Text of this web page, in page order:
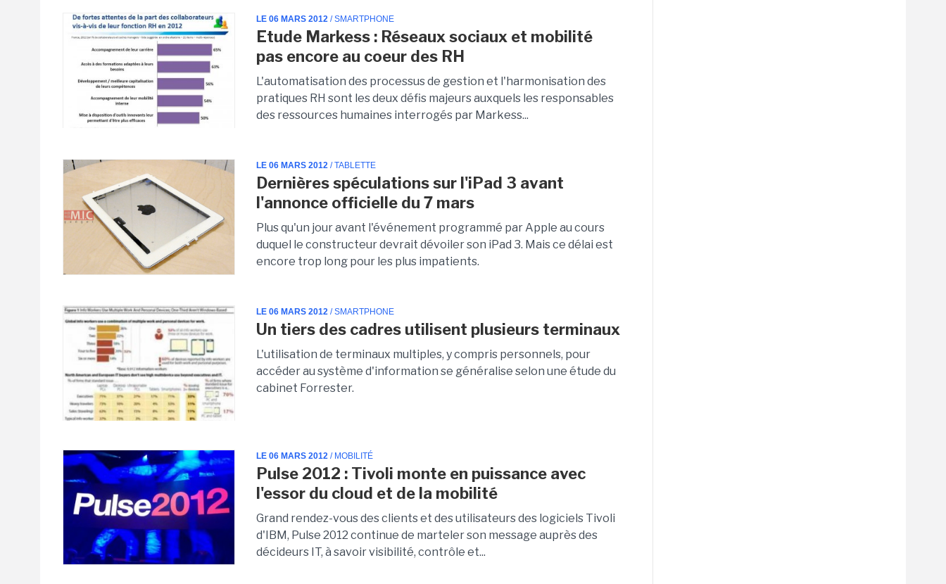
LE 06 MARS 2012 / SMARTPHONE
Etude Markess : Réseaux sociaux et mobilité
pas encore au coeur des RH
L'automatisation des processus de gestion et l'harmonisation des
pratiques RH sont les deux défis majeurs auxquels les responsables
des ressources humaines interrogés par Markess...
LE 06 MARS 2012 / TABLETTE
Dernières spéculations sur l'iPad 3 avant
l'annonce officielle du 7 mars
Plus qu'un jour avant l'événement programmé par Apple au cours
duquel le constructeur devrait dévoiler son iPad 3. Mais ce délai est
encore trop long pour les plus impatients.
LE 06 MARS 2012 / SMARTPHONE
Un tiers des cadres utilisent plusieurs terminaux
L'utilisation de terminaux multiples, y compris personnels, pour
accéder au système d'information se généralise selon une étude du
cabinet Forrester.
LE 06 MARS 2012 / MOBILITÉ
Pulse 2012 : Tivoli monte en puissance avec
l'essor du cloud et de la mobilité
Grand rendez-vous des clients et des utilisateurs des logiciels Tivoli
d'IBM, Pulse 2012 continue de marteler son message auprès des
décideurs IT, à savoir visibilité, contrôle et...